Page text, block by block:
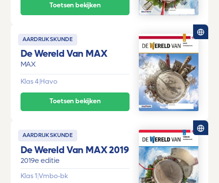
Toetsen bekijken
AARDRIJKSKUNDE
De Wereld Van MAX
MAX
Klas 4|Havo
Toetsen bekijken
AARDRIJKSKUNDE
De Wereld Van MAX 2019
2019e editie
Klas 1|Vmbo-bk